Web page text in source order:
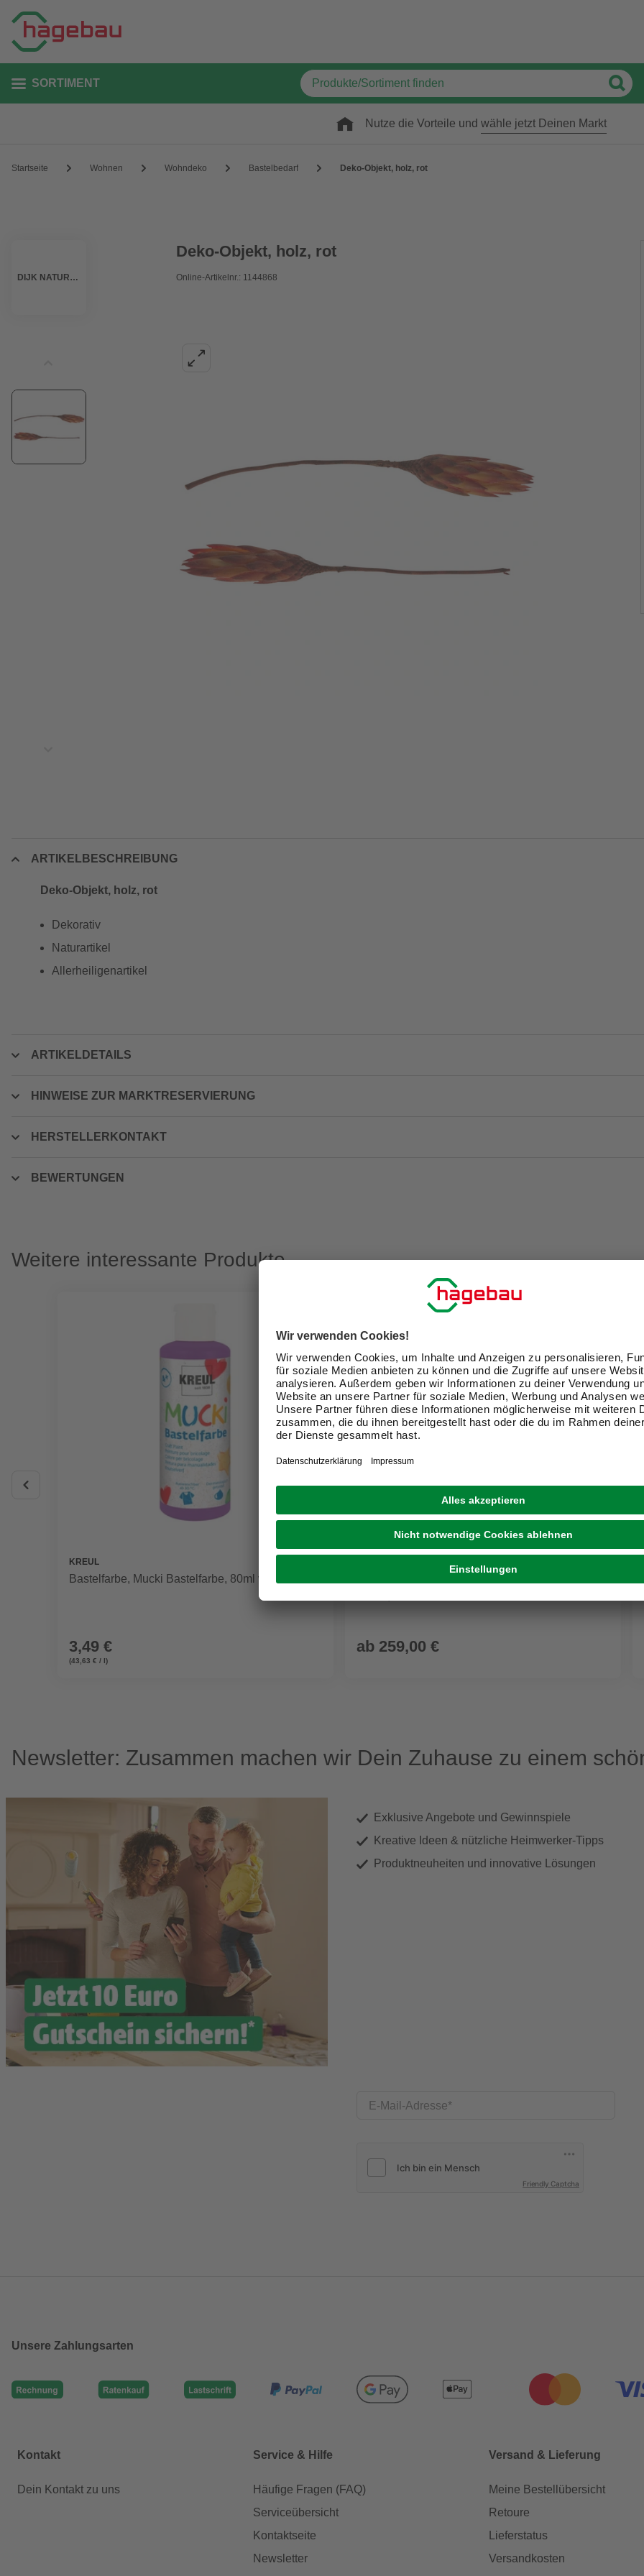
SORTIMENT
Nutze die Vorteile und wähle jetzt Deinen Markt
Startseite Wohnen Wohndeko Bastelbedarf Deko-Objekt, holz, rot
DIJK NATURAL COLLECTIONS
Deko-Objekt, holz, rot
Online-Artikelnr.: 1144868
ARTIKELBESCHREIBUNG
Deko-Objekt, holz, rot
Dekorativ
Naturartikel
Allerheiligenartikel
ARTIKELDETAILS
HINWEISE ZUR MARKTRESERVIERUNG
HERSTELLERKONTAKT
BEWERTUNGEN
Weitere interessante Produkte
KREUL
Bastelfarbe, Mucki Bastelfarbe, 80ml violett
3,49 €
(43,63 € / l)
Außenleuchte »Virgo«, 100 W, BxHxT 24 x 51 x
ab 259,00 €
Newsletter: Zusammen machen wir Dein Zuhause zu einem
Exklusive Angebote und Gewinnspiele
Kreative Ideen & nützliche Heimwerker-Tipps
Produktneuheiten und innovative Lösungen
E-Mail-Adresse
Friendly Captcha
Unsere Zahlungsarten
Kontakt
Dein Kontakt zu uns
Service & Hilfe
Häufige Fragen (FAQ)
Serviceübersicht
Kontaktseite
Newsletter
Versand & Lieferung
Meine Bestellübersicht
Retoure
Lieferstatus
Versandkosten